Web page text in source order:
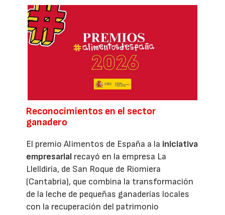
Reconocimientos en el sector
ganadero
El premio Alimentos de España a la iniciativa
empresarial recayó en la empresa La
Llelldiría, de San Roque de Riomiera
(Cantabria), que combina la transformación
de la leche de pequeñas ganaderías locales
con la recuperación del patrimonio